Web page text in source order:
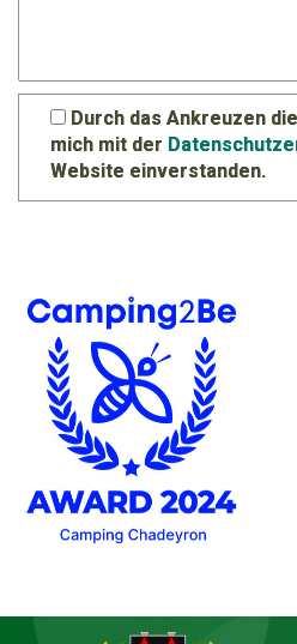
Durch das Ankreuzen
mich mit der
Website einverstanden.